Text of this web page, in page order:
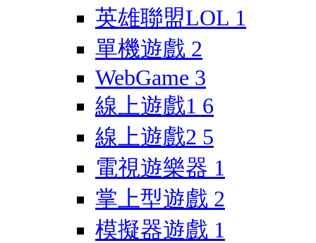
英雄聯盟LOL 1
單機遊戲 2
WebGame 3
線上遊戲1 6
線上遊戲2 5
電視遊樂器 1
掌上型遊戲 2
模擬器遊戲 1